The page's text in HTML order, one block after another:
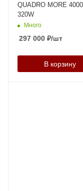
QUADRO MORE
320W
Много
297 000 ₽/шт
В корзину